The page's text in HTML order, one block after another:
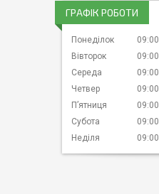
ГРАФІК РОБОТИ
Понеділок 09:00
Вівторок
09:00
Середа
09:00
Четвер
09:00
Пʼятниця
09:00
Субота
09:00
Неділя
09:00